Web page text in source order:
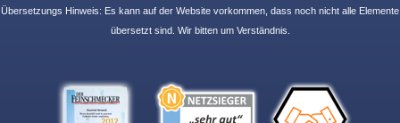
Übersetzungs Hinweis: Es kann auf der Website vorkommen, dass noch nicht alle Elemente
übersetzt sind. Wir bitten um Verständnis.